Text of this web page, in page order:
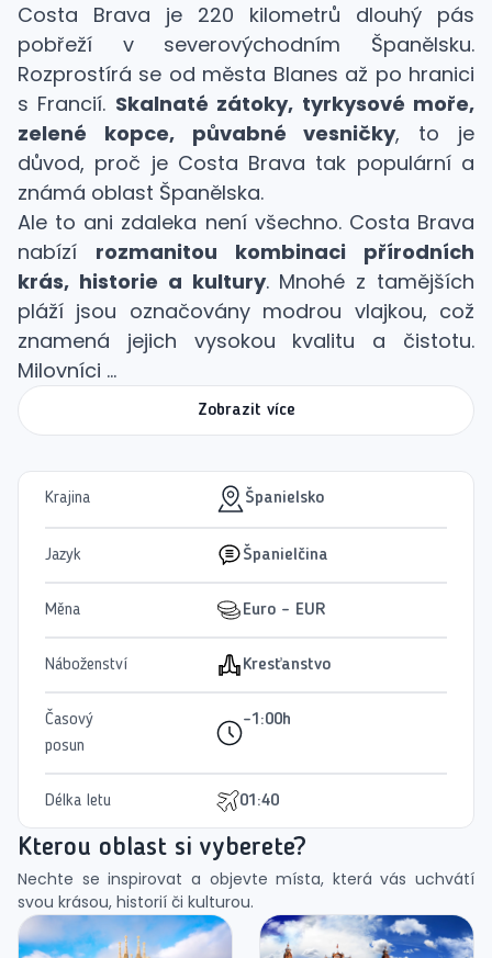
Costa Brava je 220 kilometrů dlouhý pás
pobřeží v severovýchodním Španělsku.
Rozprostírá se od města Blanes až po hranici
s Francií. Skalnaté zátoky, tyrkysové moře,
zelené kopce, půvabné vesničky, to je
důvod, proč je Costa Brava tak populární a
známá oblast Španělska.
Ale to ani zdaleka není všechno. Costa Brava
nabízí rozmanitou kombinaci přírodních
krás, historie a kultury. Mnohé z tamějších
pláží jsou označovány modrou vlajkou, což
znamená jejich vysokou kvalitu a čistotu.
Milovníci ...
Zobrazit více
Krajina Španielsko
Jazyk Španielčina
Měna Euro - EUR
Náboženství Kresťanstvo
Časový
posun
-1:00h
Délka letu 01:40
Kterou oblast si vyberete?
Nechte se inspirovat a objevte místa, která vás uchvátí
svou krásou, historií či kulturou.